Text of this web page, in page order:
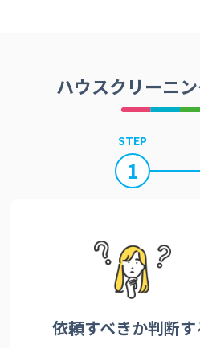
ハウスクリーニ
STEP
1
依頼すべきか判断す